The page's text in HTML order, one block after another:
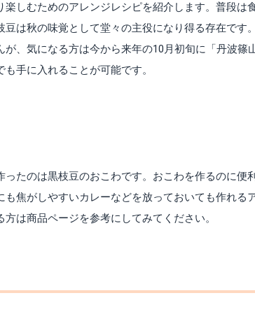
しむためのアレンジレシピを紹介します。普段は
は秋の味覚として堂々の主役になり得る存在です
、気になる方は今から来年の10月初旬に「丹波篠
手に入れることが可能です。
たのは黒枝豆のおこわです。おこわを作るのに便
焦がしやすいカレーなどを放っておいても作れる
は商品ページを参考にしてみてください。